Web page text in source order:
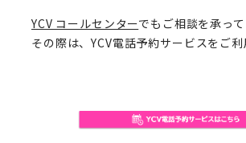
YCV コールセンターでもご相談を承って
その際は、YCV電話予約サービスをご利